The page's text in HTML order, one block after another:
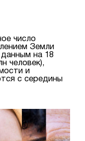
число
Земли
данным на 18
человек),
и
с середины